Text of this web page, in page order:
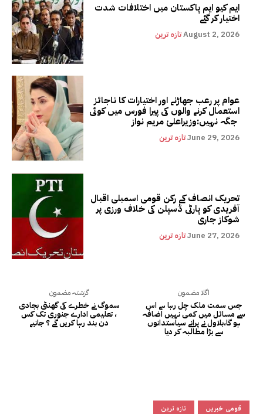
ایم کیو ایم پاکستان میں اختلافات شدت
اختیار کر گئے
تازہ ترینAugust 2, 2026
عوام پر رعب جھاڑنے اور اختیارات کا ناجائز
استعمال کرنے والوں کی پیرا فورس میں کوئی
تازہ ترینJune 29, 2026
تحریک انصاف کے رکن قومی اسمبلی اقبال
آفریدی کو پارٹی ڈسپلن کی خلاف ورزی پر
شوکاز جاری
تازہ ترینJune 27, 2026
گزشتہ مضمون
سموگ نے خطرے کی گھنٹی بجادی
، تعلیمی ادارے جنوری تک کس
دن بند رہا کریں گے ؟ جانیے
اگلا مضمون
جس سمت ملک چل رہا ہے اس
سے مسائل میں کمی نہیں اضافہ
ہو گا،بلاول نے پرانے سیاستدانوں
سے بڑا مطالبہ کر دیا